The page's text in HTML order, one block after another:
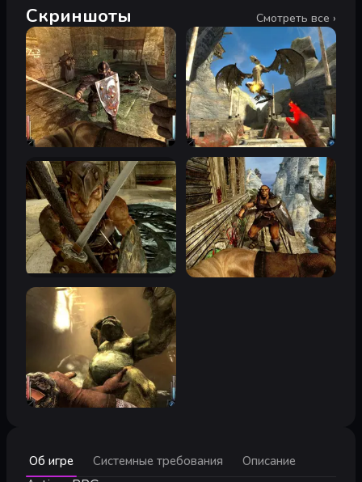
Скриншоты Смотреть все ›
Об игре Системные требования Описание
Минимальные:
Минимальные:AMD Athlon™, Pentium® 2.4 ГГц, ОЗУ 512 МБ,